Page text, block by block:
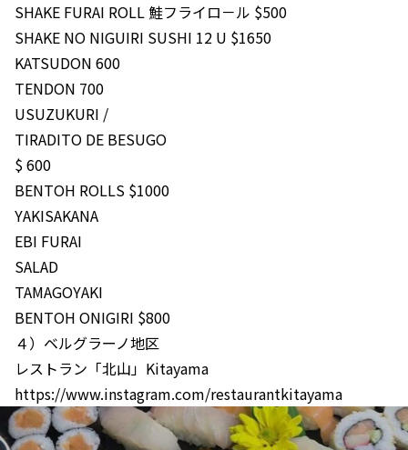
SHAKE FURAI ROLL 鮭フライロ－ル $500
SHAKE NO NIGUIRI SUSHI 12 U $1650
KATSUDON 600
TENDON 700
USUZUKURI /
TIRADITO DE BESUGO
$ 600
BENTOH ROLLS $1000
YAKISAKANA
EBI FURAI
SALAD
TAMAGOYAKI
BENTOH ONIGIRI $800
４）ベルグラーノ地区
レストラン「北山」Kitayama
https://www.instagram.com/restaurantkitayama